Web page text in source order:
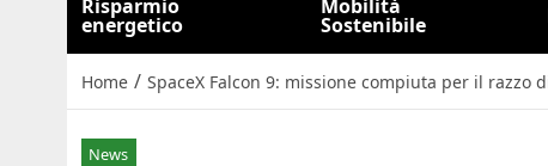
Risparmio
energetico
Mobilità
Sostenibile
Home / SpaceX Falcon 9: missione compiuta per il razzo
News